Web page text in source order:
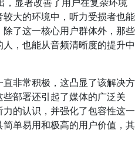
大的环境中，听力受损者也能
了这一核心用户群体外，那些
，也能从音频清晰度的提升中
非常积极，这凸显了该解决方
部署还引起了媒体的广泛关
的认识，并强化了包容性这一
单易用和极高的用户价值，其